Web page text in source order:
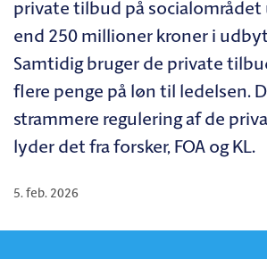
private tilbud på
end 250 millioner kroner i
Samtidig bruger de private
flere penge på løn til ledelsen.
strammere regulering af de
lyder det fra forsker, FOA og KL.
5. feb. 2026